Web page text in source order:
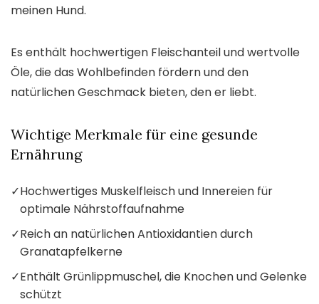
meinen Hund.
Es enthält hochwertigen Fleischanteil und wertvolle
Öle, die das Wohlbefinden fördern und den
natürlichen Geschmack bieten, den er liebt.
Wichtige Merkmale für eine gesunde
Ernährung
✓Hochwertiges Muskelfleisch und Innereien für
optimale Nährstoffaufnahme
✓Reich an natürlichen Antioxidantien durch
Granatapfelkerne
✓Enthält Grünlippmuschel, die Knochen und Gelenke
schützt